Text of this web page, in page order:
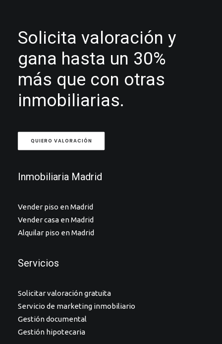
Solicita valoración y
gana hasta un 30%
más que con otras
inmobiliarias.
QUIERO VALORACIÓN
Inmobiliaria Madrid
Vender piso en Madrid
Vender casa en Madrid
Alquilar piso en Madrid
Servicios
Solicitar valoración gratuita
Servicio de marketing inmobiliario
Gestión documental
Gestión hipotecaria